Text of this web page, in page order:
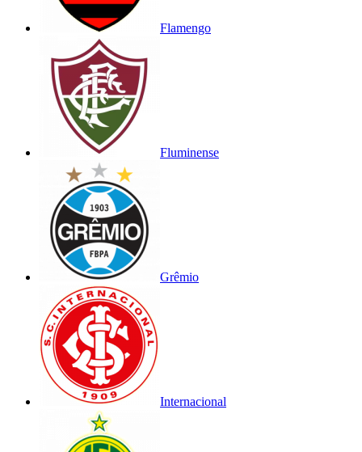
Flamengo
Fluminense
Grêmio
Internacional